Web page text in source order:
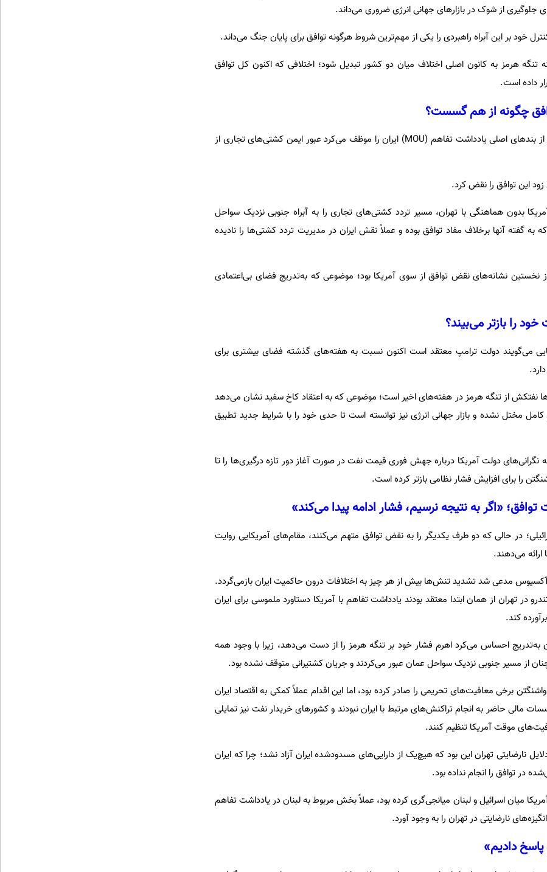
جلوگیری از شوک در بازارهای جهانی انرژی ضروری می‌داند.
خود بر این آبراه راهبردی را یکی از مهم‌ترین شروط هرگونه توافق برای پایان جنگ می‌داند.
هرمز به کانون اصلی اختلاف میان دو کشور تبدیل شود؛ اختلافی که اکنون کل توافق
داده است.
چگونه از هم گسست؟
به گفته مقام‌های آمریکایی، یکی از بندهای اصلی یادداشت تفاهم (MOU) ایران را موظف می‌کرد عبور ایمن کشتی‌های تجاری از
زود این توافق را نقض کرد.
بدون هماهنگی با تهران، مسیر تردد کشتی‌های تجاری را به آبراه جنوبی نزدیک سواحل
گفته آنها برخلاف مفاد توافق بوده و عملاً نقش ایران در مدیریت تردد کشتی‌ها را نادیده
نخستین نشانه‌های نقض توافق از سوی آمریکا بود؛ موضوعی که به‌تدریج فضای بی‌اعتمادی
را بازتر می‌بیند؟
می‌گویند دولت ترامپ معتقد است اکنون نسبت به هفته‌های گذشته فضای بیشتری برای
نفتکش از تنگه هرمز در هفته‌های اخیر است؛ موضوعی که به اعتقاد کاخ سفید نشان می‌دهد
مختل نشده و بازار جهانی انرژی نیز توانسته است تا حدی خود را با شرایط جدید تطبیق
دولت آمریکا درباره جهش فوری قیمت نفت در صورت آغاز دور تازه درگیری‌ها را تا
را برای افزایش فشار نظامی بازتر کرده است.
«اگر به نتیجه نرسیم، فشار ادامه پیدا می‌کند»
در حالی که دو طرف یکدیگر را به نقض توافق متهم می‌کنند، مقام‌های آمریکایی روایت
می‌دهند.
آکسیوس مدعی شد تشدید تنش‌ها بیش از هر چیز به اختلافات درون حاکمیت ایران بازمی‌گردد.
در تهران از همان ابتدا معتقد بودند یادداشت تفاهم با آمریکا دستاورد ملموسی برای ایران
کند.
به‌تدریج احساس می‌کرد اهرم فشار خود بر تنگه هرمز را از دست می‌دهد، زیرا با وجود همه
از مسیر جنوبی نزدیک سواحل عمان عبور می‌کردند و جریان کشتیرانی متوقف نشده بود.
برخی معافیت‌های تحریمی را صادر کرده بود، اما این اقدام عملاً کمکی به اقتصاد ایران
مالی حاضر به انجام تراکنش‌های مرتبط با ایران نبودند و کشورهای خریدار نفت نیز تمایلی
موقت آمریکا تنظیم کنند.
نارضایتی تهران این بود که هیچ‌یک از دارایی‌های مسدودشده ایران آزاد نشد؛ چرا که ایران
در توافق را انجام نداده بود.
میان اسرائیل و لبنان میانجی‌گری کرده بود، عملاً بخش مربوط به لبنان در یادداشت تفاهم
نارضایتی در تهران را به وجود آورد.
دادیم»